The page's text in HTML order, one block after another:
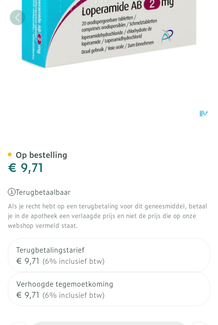
€ 9,71
Terugbetaalbaar
Als je recht hebt op een terugbetaling voor dit geneesmiddel, betaal
je in de apotheek een verlaagde prijs en niet de prijs die op onze
webshop vermeld staat.
Terugbetalingstarief
€ 9,71 (6% inclusief btw)
Verhoogde tegemoetkoming
€ 9,71 (6% inclusief btw)
Op bestelling